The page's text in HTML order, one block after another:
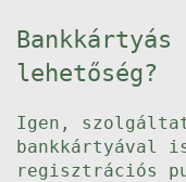
lehetőség?
Igen,
bankkártyával
regisztrációs